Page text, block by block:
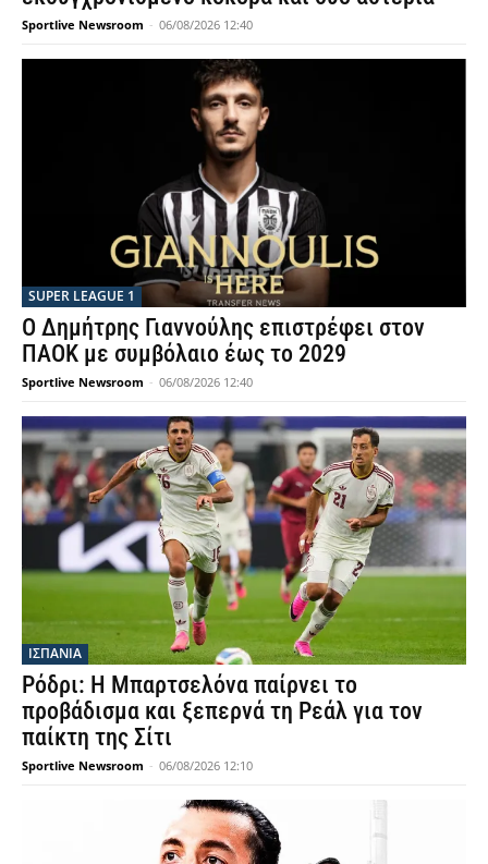
Sportlive Newsroom - 06/08/2026 12:40
SUPER LEAGUE 1
Ο Δημήτρης Γιαννούλης επιστρέφει στον
ΠΑΟΚ με συμβόλαιο έως το 2029
Sportlive Newsroom - 06/08/2026 12:40
ΙΣΠΑΝΙΑ
Ρόδρι: Η Μπαρτσελόνα παίρνει το
προβάδισμα και ξεπερνά τη Ρεάλ για τον
παίκτη της Σίτι
Sportlive Newsroom - 06/08/2026 12:10